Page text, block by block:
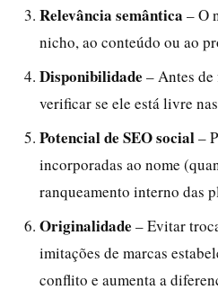
Relevância semântica – O
nicho, ao conteúdo ou ao
Disponibilidade – Antes de
verificar se ele está livre
Potencial de SEO social–
incorporadas ao nome
ranqueamento interno das
Originalidade – Evitar
imitações de marcas
conflito e aumenta a